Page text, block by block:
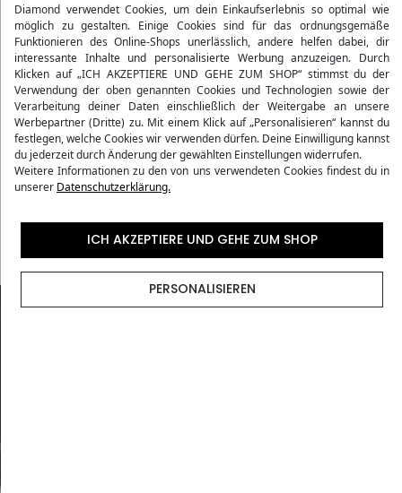
Produktdetails
Bewertungen
Versandmethoden
Vorgaben der Fluggesellschaften
Diamond verwendet Cookies, um dein Einkaufserlebnis so optimal wie
möglich zu gestalten. Einige Cookies sind für das ordnungsgemäße
Funktionieren des Online-Shops unerlässlich, andere helfen dabei, dir
interessante Inhalte und personalisierte Werbung anzuzeigen. Durch
Klicken auf „ICH AKZEPTIERE UND GEHE ZUM SHOP“ stimmst du der
Verwendung der oben genannten Cookies und Technologien sowie der
Verarbeitung deiner Daten einschließlich der Weitergabe an unsere
Werbepartner (Dritte) zu. Mit einem Klick auf „Personalisieren“ kannst du
festlegen, welche Cookies wir verwenden dürfen. Deine Einwilligung kannst
du jederzeit durch Änderung der gewählten Einstellungen widerrufen.
Weitere Informationen zu den von uns verwendeten Cookies findest du in
unserer Datenschutzerklärung.
ICH AKZEPTIERE UND GEHE ZUM SHOP
PERSONALISIEREN